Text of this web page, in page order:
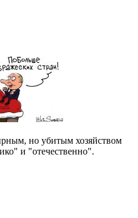
но убитым хозяйством
и "отечественно".